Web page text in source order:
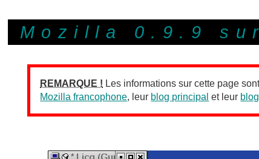
Mozilla 0.9.9
REMARQUE ! Les informations sur cette page
Mozilla francophone, leur blog principal et leur